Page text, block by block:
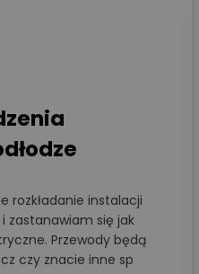
rozkładanie instalacji
zastanawiam się jak
Przewody będą
czy znacie inne sp